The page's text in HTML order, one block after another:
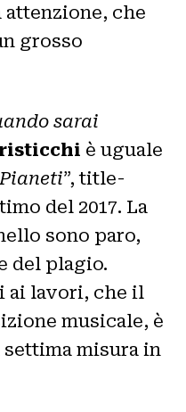
che
grosso
sarai
è uguale
Pianeti”, title-
del 2017. La
sono paro,
del plagio.
ai lavori, che il
musicale, è
misura in